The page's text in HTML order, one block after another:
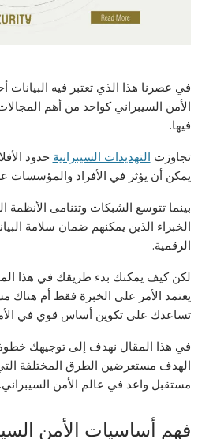
في عصرنا هذا الذي تعتبر فيه البيانات
الأمن السيبراني كواحد من أهم
فيها.
تجاوزت التهديدات السيبرانية حدود
يمكن أن يؤثر في الأفراد والمؤسسات
بينما تتوسع الشبكات وتتنامى الأنظمة
الخبراء الذين يمكنهم ضمان سلامة
الرقمية.
لكن كيف يمكنك بدء طريقك في هذا
يعتمد الأمر على الخبرة فقط أم هناك
تساعدك على تكوين أساس قوي في
في هذا المقال نهدف إلى توجيهك
الهدف مستعرضين الطرق المختلفة
مستقبل واعد في عالم الأمن السيبراني.
فهم أساسيات الأمن